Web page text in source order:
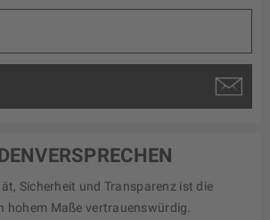
Sicherheit und Transparenz ist die
hohem Maße vertrauenswürdig.